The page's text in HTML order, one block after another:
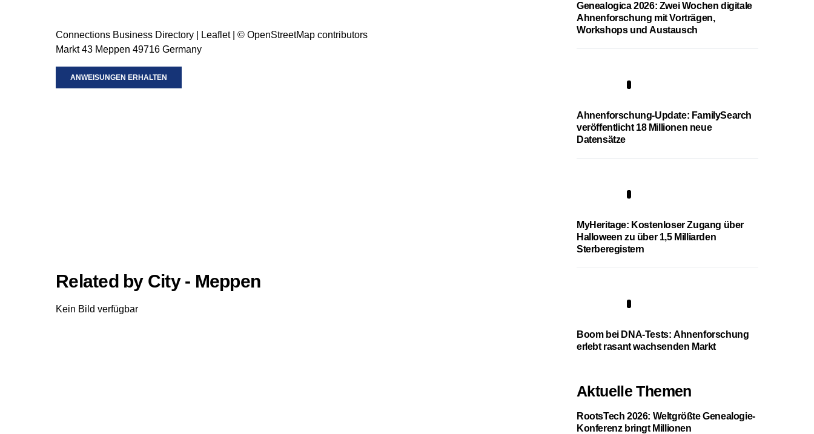
Connections Business Directory Leaflet| © OpenStreetMap contributors
Markt 43 Meppen 49716 Germany
ANWEISUNGEN ERHALTEN
Related by City - Meppen
Kein Bild verfügbar
Genealogica 2026: Zwei Wochen digitale
Ahnenforschung mit Vorträgen,
Workshops und Austausch
Ahnenforschung-Update: FamilySearch
veröffentlicht 18 Millionen neue
Datensätze
MyHeritage: Kostenloser Zugang über
Halloween zu über 1,5 Milliarden
Sterberegistern
Boom bei DNA-Tests: Ahnenforschung
erlebt rasant wachsenden Markt
Aktuelle Themen
RootsTech 2026: Weltgrößte Genealogie-
Konferenz bringt Millionen